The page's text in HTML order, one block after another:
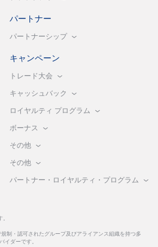
パートナー
パートナーシップ
キャンペーン
トレード大会
キャッシュバック
ロイヤルティ プログラム
ボーナス
その他
その他
パートナー・ロイヤルティ・プログラム
制・認可されたグループ及びアライアンス組織を持つ多
イダーです。